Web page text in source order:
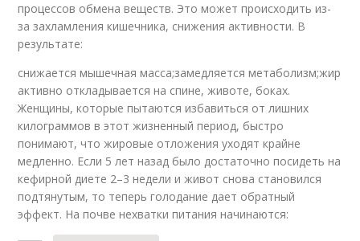
процессов обмена веществ. Это может происходить из-
за захламления кишечника, снижения активности. В
результате:
снижается мышечная масса;замедляется метаболизм;жир
активно откладывается на спине, животе, боках.
Женщины, которые пытаются избавиться от лишних
килограммов в этот жизненный период, быстро
понимают, что жировые отложения уходят крайне
медленно. Если 5 лет назад было достаточно посидеть на
кефирной диете 2–3 недели и живот снова становился
подтянутым, то теперь голодание дает обратный
эффект. На почве нехватки питания начинаются: